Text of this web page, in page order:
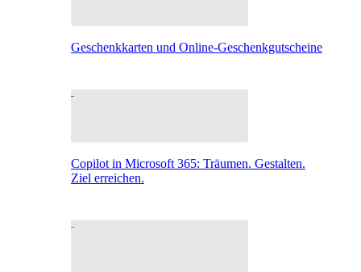
Geschenkkarten und Online-Geschenkgutscheine
Copilot in Microsoft 365: Träumen. Gestalten.
Ziel erreichen.